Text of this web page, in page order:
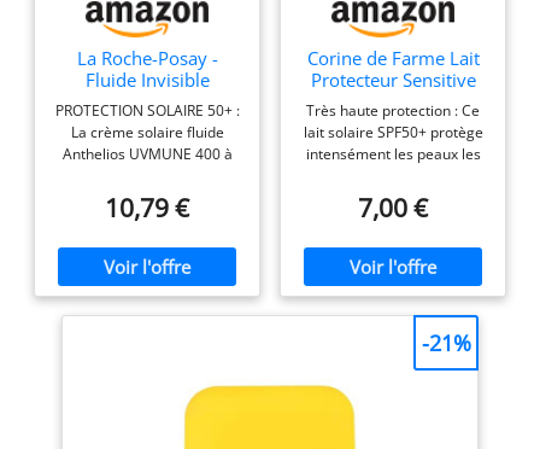
La Roche-Posay -
Fluide Invisible
Anthelios UVMUNE
400 - Texture Fluide
Ultra Légére Sans
Parfum - Soin Pour Le
Haute Efficacité -
Pour tous types de
peau
PROTECTION SOLAIRE 50+ :
La crème solaire fluide
Anthelios UVMUNE 400 à
Posay est un soin pour le
visage offrant une
contre les UVA ultra-longs.
FORMULE EFFICACE : Cette
crème solaire 50+ à la
Netlock et glycérine pour
une protection optimale 50
10,79 €
Corine de Farme Lait
Protecteur Sensitive
SPF50+ Peaux
Sensibles 50ml
Très haute protection : Ce
lait solaire SPF50+ protège
intensément les peaux les
l'eau : Une formule qui
résiste à l'eau pour une
plage ou piscine.
Fabrication française : Ce
produit est fabriqué en
de qualité strictes
rigoureuses. Utilisation :
Appliquez généreusement
sur la peau avant et
pendant l'exposition au
7,00 €
-21%